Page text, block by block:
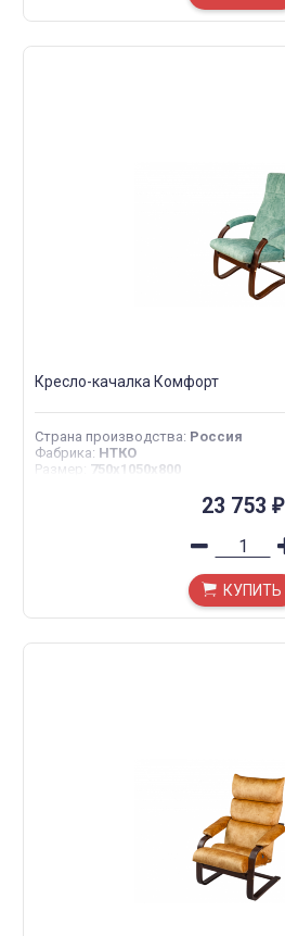
Кресло-качалка Комфорт
Страна производства: Россия
Фабрика: НТКО
Размер : 750x1050x800
23 753 ₽
КУПИТЬ